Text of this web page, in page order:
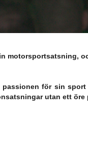
motorsportsatsning,
för sin
utan ett öre